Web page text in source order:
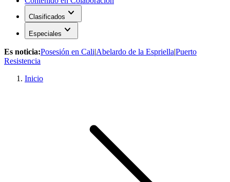
Clasificados expand_more
Especiales expand_more
Es noticia:Posesión en Cali|Abelardo de la Espriella|Puerto
Resistencia
Inicio